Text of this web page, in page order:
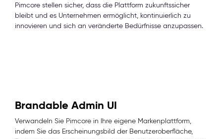
Pimcore stellen sicher, dass die Plattform zukunftssicher
bleibt und es Unternehmen ermöglicht, kontinuierlich zu
innovieren und sich an veränderte Bedürfnisse anzupassen.
Brandable Admin UI
Verwandeln Sie Pimcore in Ihre eigene Markenplattform,
indem Sie das Erscheinungsbild der Benutzeroberfläche,